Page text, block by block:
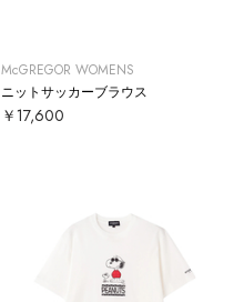
McGREGOR WOMENS
ニットサッカーブラウス
￥17,600